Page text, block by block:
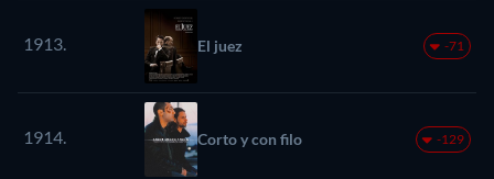
1913. El juez -71
1914. Corto y con filo -129